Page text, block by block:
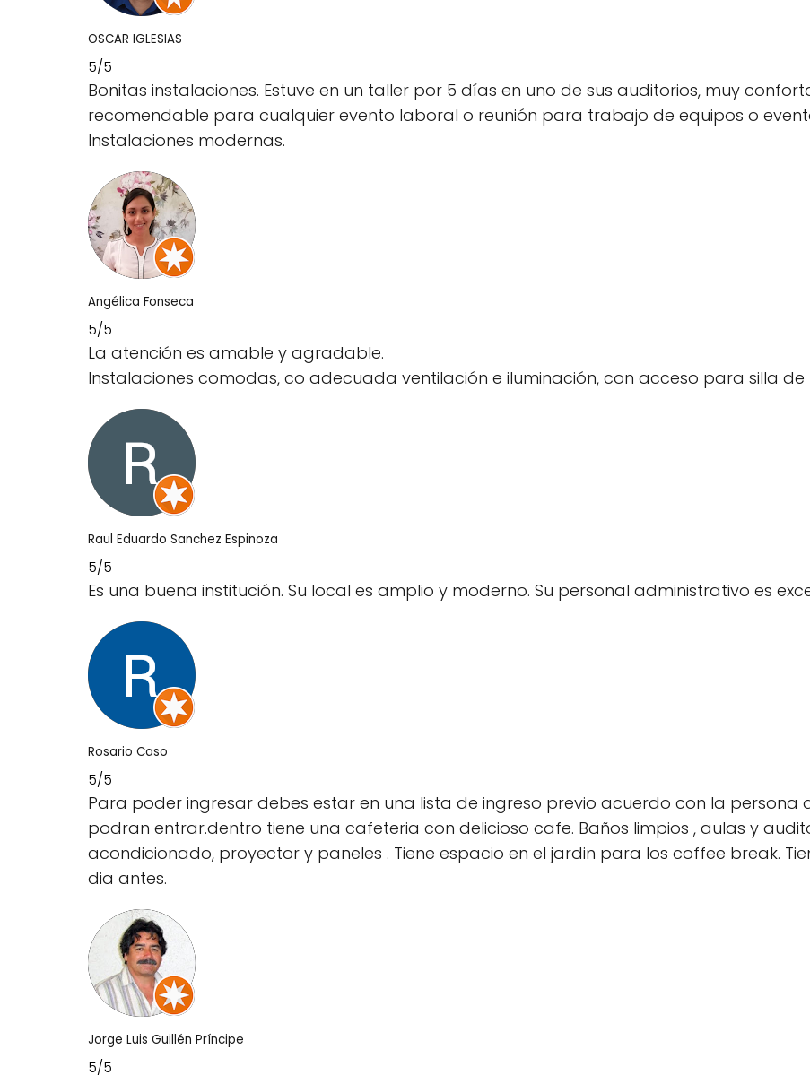
OSCAR IGLESIAS
5/5
Bonitas instalaciones. Estuve en un taller por 5 días en uno de sus auditorios, muy
recomendable para cualquier evento laboral o reunión para trabajo de equipos o
Instalaciones modernas.
Angélica Fonseca
5/5
La atención es amable y agradable.
Instalaciones comodas, co adecuada ventilación e iluminación, con acceso para silla de
Raul Eduardo Sanchez Espinoza
5/5
Es una buena institución. Su local es amplio y moderno. Su personal administrativo es
Rosario Caso
5/5
Para poder ingresar debes estar en una lista de ingreso previo acuerdo con la persona
podran entrar.dentro tiene una cafeteria con delicioso cafe. Baños limpios , aulas y
acondicionado, proyector y paneles . Tiene espacio en el jardin para los coffee break.
dia antes.
Jorge Luis Guillén Príncipe
5/5